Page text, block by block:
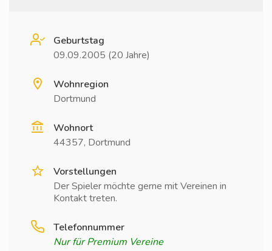
Geburtstag
09.09.2005 (20 Jahre)
Wohnregion
Dortmund
Wohnort
44357, Dortmund
Vorstellungen
Der Spieler möchte gerne mit Vereinen in
Kontakt treten.
Telefonnummer
Nur für Premium Vereine